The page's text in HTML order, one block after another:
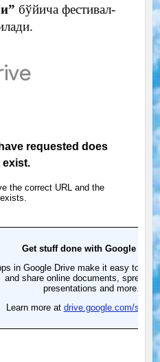
бўйича фестивал-